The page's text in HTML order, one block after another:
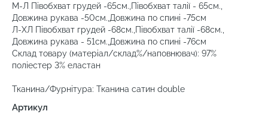
М-Л Півобхват грудей -65см.,Півобхват талії - 65см.,
Довжина рукава -50см.,Довжина по спині -75см
Л-ХЛ Півобхват грудей -68см.,Півобхват талії -68см.,
Довжина рукава - 51см.,Довжина по спині -76см
Склад товару (матеріал/склад%/наповнювач): 97%
поліестер 3% еластан
Тканина/Фурнітура: Тканина сатин double
Артикул